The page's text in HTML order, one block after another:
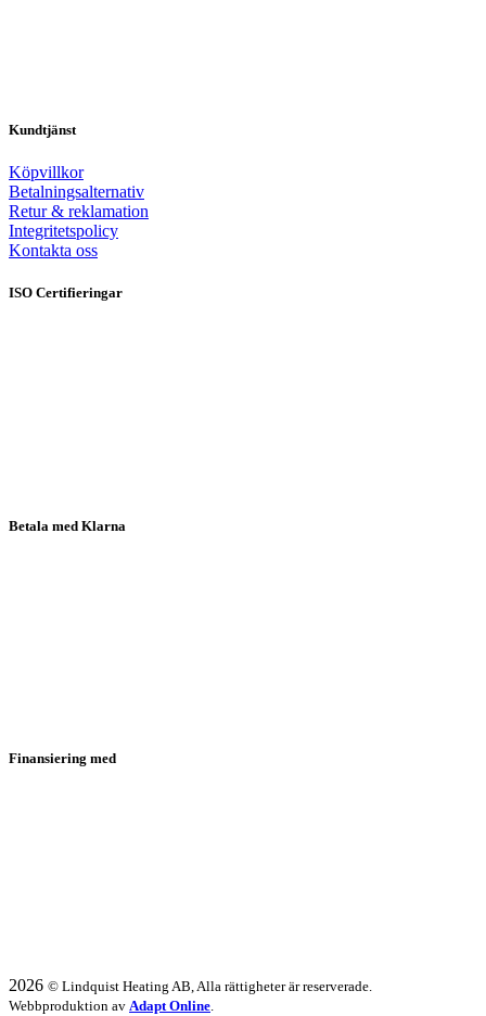
Kundtjänst
Köpvillkor
Betalningsalternativ
Retur & reklamation
Integritetspolicy
Kontakta oss
ISO Certifieringar
Betala med Klarna
Finansiering med
2026 © Lindquist Heating AB, Alla rättigheter är reserverade.
Webbproduktion av Adapt Online.